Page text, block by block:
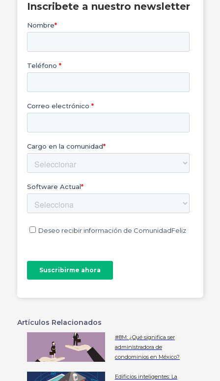
Inscribete a nuestro newsletter
Artículos Relacionados
#8M: ¿Qué significa ser
administradora de
condominios en México?
Edificios inteligentes: La